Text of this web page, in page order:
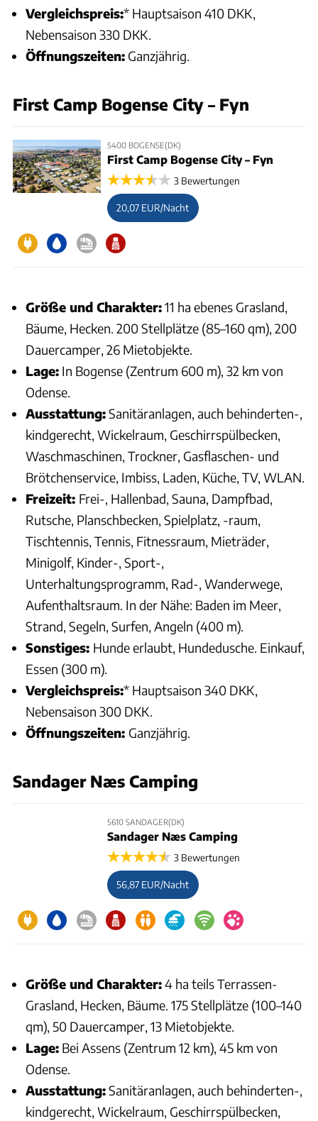
Vergleichspreis:* Hauptsaison 410 DKK,
Nebensaison 330 DKK.
Öffnungszeiten: Ganzjährig.
First Camp Bogense City – Fyn
5400 BOGENSE(DK)
First Camp Bogense City – Fyn
3 Bewertungen
20,07 EUR/Nacht
Größe und Charakter:11 ha ebenes Grasland,
Bäume, Hecken. 200 Stellplätze (85–160 qm), 200
Dauercamper, 26 Mietobjekte.
Lage: In Bogense (Zentrum 600 m), 32 km von
Odense.
Ausstattung:Sanitäranlagen, auch behinderten-,
kindgerecht, Wickelraum, Geschirrspülbecken,
Waschmaschinen, Trockner, Gasflaschen- und
Brötchenservice, Imbiss, Laden, Küche, TV, WLAN.
Freizeit: Frei-, Hallenbad, Sauna, Dampfbad,
Rutsche, Planschbecken, Spielplatz, -raum,
Tischtennis, Tennis, Fitnessraum, Mieträder,
Minigolf, Kinder-, Sport-,
Unterhaltungsprogramm, Rad-, Wanderwege,
Aufenthaltsraum. In der Nähe: Baden im Meer,
Strand, Segeln, Surfen, Angeln (400 m).
Sonstiges: Hunde erlaubt, Hundedusche. Einkauf,
Essen (300 m).
Vergleichspreis:* Hauptsaison 340 DKK,
Nebensaison 300 DKK.
Öffnungszeiten: Ganzjährig.
Sandager Næs Camping
5610 SANDAGER(DK)
Sandager Næs Camping
3 Bewertungen
56,87 EUR/Nacht
Größe und Charakter:4 ha teils Terrassen-
Grasland, Hecken, Bäume. 175 Stellplätze (100–140
qm), 50 Dauercamper, 13 Mietobjekte.
Lage: Bei Assens (Zentrum 12 km), 45 km von
Odense.
Ausstattung:Sanitäranlagen, auch behinderten-,
kindgerecht, Wickelraum, Geschirrspülbecken,